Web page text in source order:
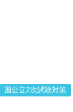
国公立2次試験対策